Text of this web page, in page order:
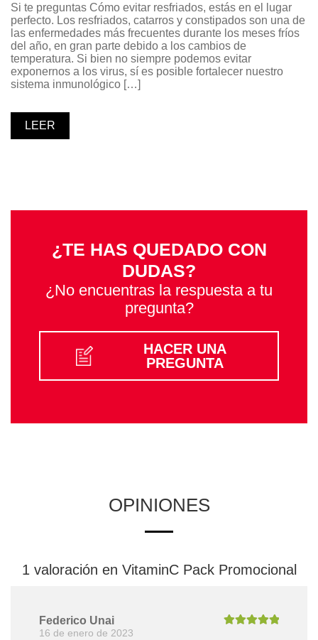
Si te preguntas Cómo evitar resfriados, estás en el lugar
perfecto. Los resfriados, catarros y constipados son una de
las enfermedades más frecuentes durante los meses fríos
del año, en gran parte debido a los cambios de
temperatura. Si bien no siempre podemos evitar
exponernos a los virus, sí es posible fortalecer nuestro
sistema inmunológico […]
LEER
¿TE HAS QUEDADO CON
DUDAS?
¿No encuentras la respuesta a tu
pregunta?
HACER UNA
PREGUNTA
OPINIONES
1 valoración en VitaminC Pack Promocional
Federico Unai
16 de enero de 2023